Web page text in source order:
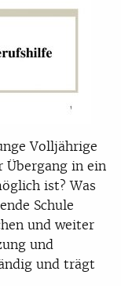
Volljährige
Übergang in ein
ist? Was
Schule
und weiter
und
und trägt